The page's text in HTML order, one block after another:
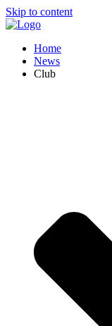
Skip to content
Home
News
Club